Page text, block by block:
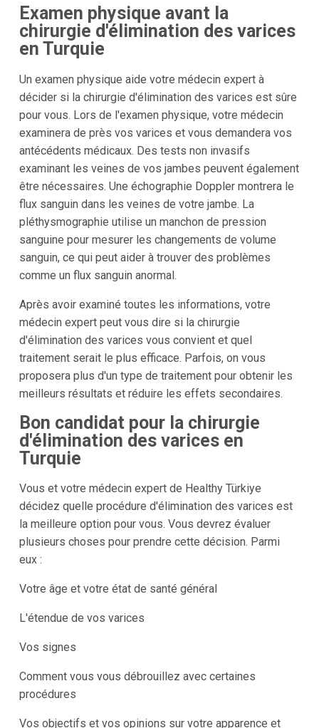
Examen physique avant la
chirurgie d'élimination des varices
en Turquie
Un examen physique aide votre médecin expert à
décider si la chirurgie d'élimination des varices est sûre
pour vous. Lors de l'examen physique, votre médecin
examinera de près vos varices et vous demandera vos
antécédents médicaux. Des tests non invasifs
examinant les veines de vos jambes peuvent également
être nécessaires. Une échographie Doppler montrera le
flux sanguin dans les veines de votre jambe. La
pléthysmographie utilise un manchon de pression
sanguine pour mesurer les changements de volume
sanguin, ce qui peut aider à trouver des problèmes
comme un flux sanguin anormal.
Après avoir examiné toutes les informations, votre
médecin expert peut vous dire si la chirurgie
d'élimination des varices vous convient et quel
traitement serait le plus efficace. Parfois, on vous
proposera plus d'un type de traitement pour obtenir les
meilleurs résultats et réduire les effets secondaires.
Bon candidat pour la chirurgie
d'élimination des varices en
Turquie
Vous et votre médecin expert de Healthy Türkiye
décidez quelle procédure d'élimination des varices est
la meilleure option pour vous. Vous devrez évaluer
plusieurs choses pour prendre cette décision. Parmi
eux :
Votre âge et votre état de santé général
L'étendue de vos varices
Vos signes
Comment vous vous débrouillez avec certaines
procédures
Vos objectifs et vos opinions sur votre apparence et